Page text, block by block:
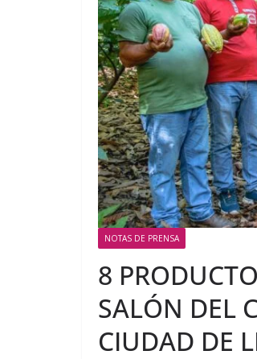
NOTAS DE PRENSA
8
SALÓN DEL
CIUDAD DE